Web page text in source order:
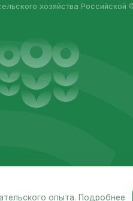
хозяйства Российской
опыта. Подробнее